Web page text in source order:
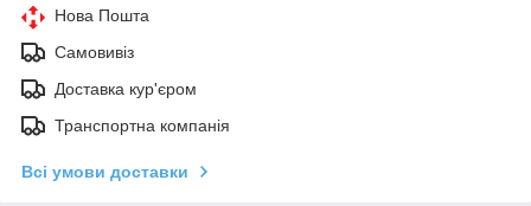
Нова Пошта
Самовивіз
Доставка кур'єром
Транспортна компанія
Всі умови доставки